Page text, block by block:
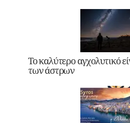
Το καλύτερο αγχολυτικό
των άστρων